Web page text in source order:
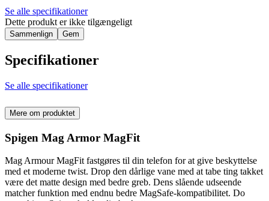
Se alle specifikationer
Dette produkt er ikke tilgængeligt
Sammenlign Gem
Specifikationer
Se alle specifikationer
Mere om produktet
Spigen Mag Armor MagFit
Mag Armour MagFit fastgøres til din telefon for at give beskyttelse
med et moderne twist. Drop den dårlige vane med at tabe ting takket
være det matte design med bedre greb. Dens slående udseende
matcher funktion med endnu bedre MagSafe-kompatibilitet. Do